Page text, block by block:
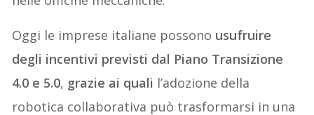
Oggi le imprese italiane possono usufruire
degli incentivi previsti dal Piano Transizione
4.0 e 5.0, grazie ai quali l’adozione della
robotica collaborativa può trasformarsi in una